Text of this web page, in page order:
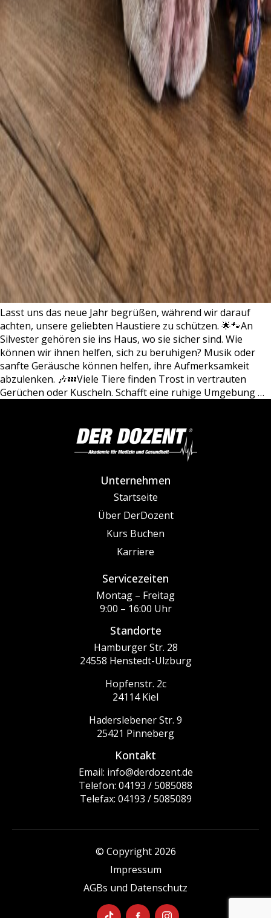
Lasst uns das neue Jahr begrüßen, während wir darauf
achten, unsere geliebten Haustiere zu schützen. 🌟🐾An
Silvester gehören sie ins Haus, wo sie sicher sind. Wie
können wir ihnen helfen, sich zu beruhigen? Musik oder
sanfte Geräusche können helfen, ihre Aufmerksamkeit
abzulenken. 🎶💤Viele Tiere finden Trost in vertrauten
Gerüchen oder Kuscheln. Schafft eine ruhige Umgebung…
Unternehmen
Startseite
Über DerDozent
Kurs Buchen
Karriere
Servicezeiten
Montag – Freitag
9:00 – 16:00 Uhr
Standorte
Hamburger Str. 28
24558 Henstedt-Ulzburg
Hopfenstr. 2c
24114 Kiel
Haderslebener Str. 9
25421 Pinneberg
Kontakt
Email: info@derdozent.de
Telefon: 04193 / 5085088
Telefax: 04193 / 5085089
© Copyright 2026
Impressum
AGBs und Datenschutz